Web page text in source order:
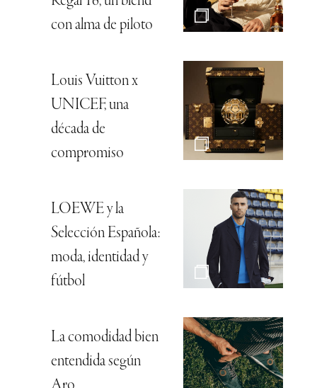
con alma de piloto
Louis Vuitton x
UNICEF, una
década de
compromiso
LOEWE y la
Selección Española:
moda, identidad y
fútbol
La comodidad bien
entendida según